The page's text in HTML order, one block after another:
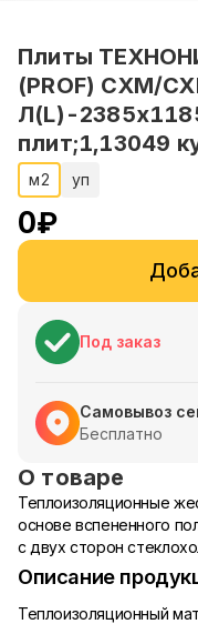
Плиты
(PROF) СХМ/
Л(L)-
плит;1,13049
м2 уп
0₽
Под заказ
Самовывоз
Бесплатно
О товаре
Теплоизоляционные
основе вспененного
с двух сторон
Описание
Теплоизоляционный